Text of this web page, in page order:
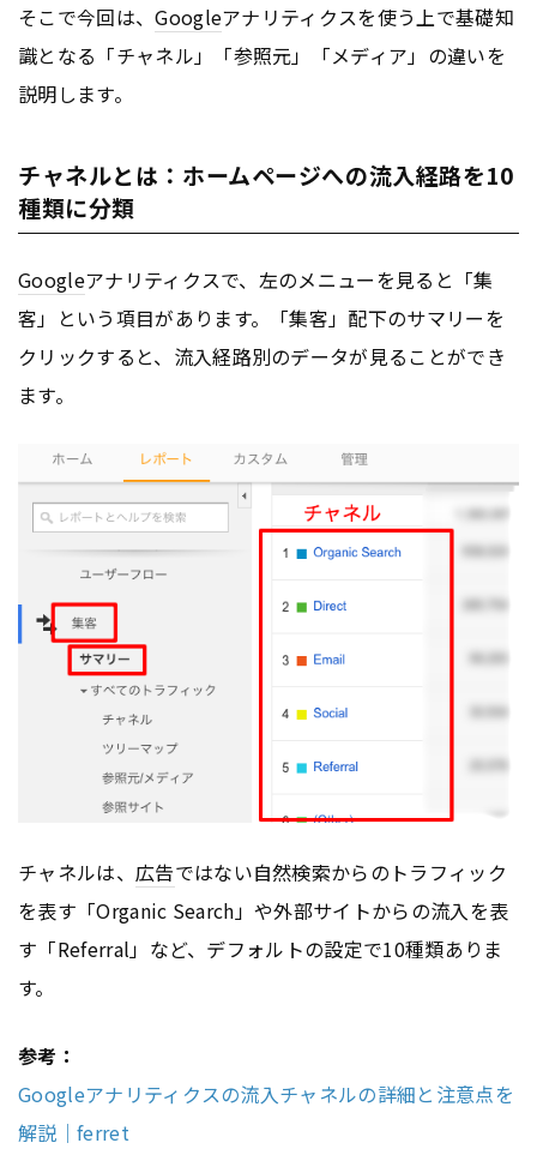
そこで今回は、Googleアナリティクスを使う上で基礎知
識となる「チャネル」「参照元」「メディア」の違いを
説明します。
チャネルとは：ホームページへの流入経路を10
種類に分類
Googleアナリティクスで、左のメニューを見ると「集
客」という項目があります。「集客」配下のサマリーを
クリックすると、流入経路別のデータが見ることができ
ます。
チャネルは、 広告ではない自然検索からのトラフィック
を表す「Organic Search」や外部サイトからの流入を表
す「Referral」など、デフォルトの設定で10種類ありま
す。
参考：
Googleアナリティクスの流入チャネルの詳細と注意点を
解説｜ferret